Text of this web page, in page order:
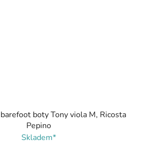
boty Tony viola M, Ricosta
Pepino
Skladem*